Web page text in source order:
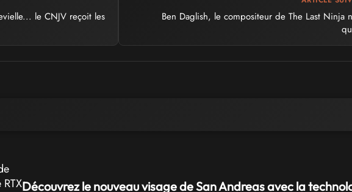
le CNJV reçoit les
Ben Daglish, le compositeur de The Last Ninja
Découvrez le nouveau visage de San Andreas avec la